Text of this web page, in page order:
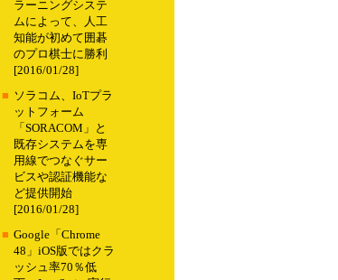
ラーニングシステ
ムによって、人工
知能が初めて囲碁
のプロ棋士に勝利
[2016/01/28]
■ ソラコム、IoTプラ
ットフォーム
「SORACOM」と
既存システムを専
用線でつなぐサー
ビスや認証機能な
ど提供開始
[2016/01/28]
■ Google「Chrome
48」iOS版ではクラ
ッシュ率70％低